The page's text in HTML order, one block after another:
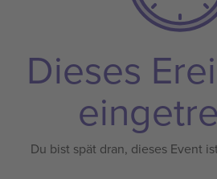
Dieses
Du bist spät dran, dieses Event